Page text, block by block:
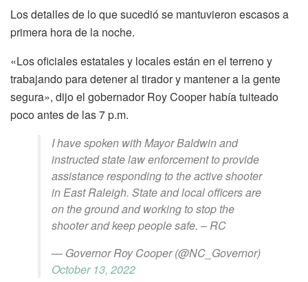
Los detalles de lo que sucedió se mantuvieron escasos a
primera hora de la noche.
«Los oficiales estatales y locales están en el terreno y
trabajando para detener al tirador y mantener a la gente
segura», dijo el gobernador Roy Cooper había tuiteado
poco antes de las 7 p.m.
I have spoken with Mayor Baldwin and
instructed state law enforcement to provide
assistance responding to the active shooter
in East Raleigh. State and local officers are
on the ground and working to stop the
shooter and keep people safe. – RC
— Governor Roy Cooper (@NC_Governor)
October 13, 2022